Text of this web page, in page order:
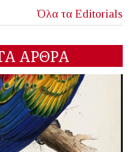
Όλα τα Editorials
ΑΡΘΡΑ